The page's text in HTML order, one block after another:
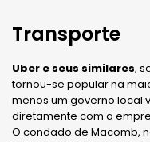
Transporte
Uber e seus similares,
tornou-se popular na
menos um governo local
diretamente com a
O condado de Macomb,